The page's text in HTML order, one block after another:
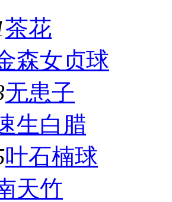
茶花
森女贞球
无患子
生白腊
叶石楠球
天竹